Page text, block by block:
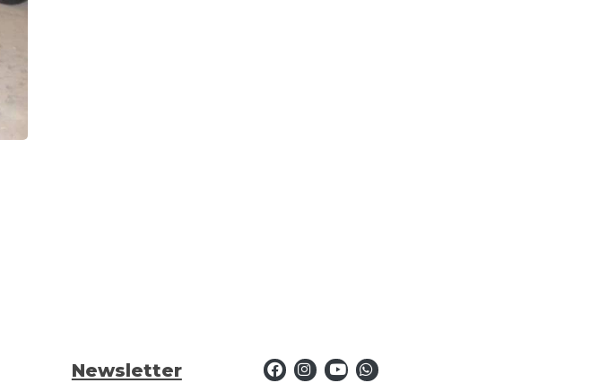
Newsletter